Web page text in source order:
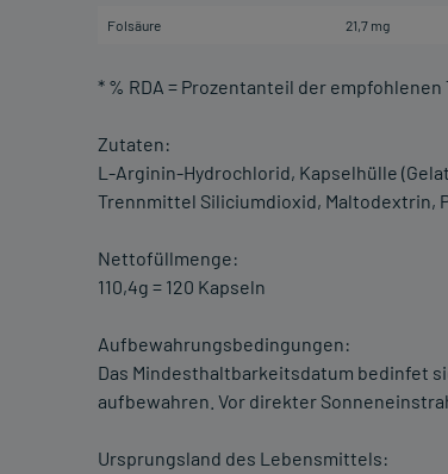
Folsäure 21,7 mg
* % RDA = Prozentanteil der empfohlenen
Zutaten:
L-Arginin-Hydrochlorid, Kapselhülle
Trennmittel Siliciumdioxid, Maltodextrin,
Nettofüllmenge:
110,4g = 120 Kapseln
Aufbewahrungsbedingungen:
Das Mindesthaltbarkeitsdatum bedinfet
aufbewahren. Vor direkter
Ursprungsland des Lebensmittels: